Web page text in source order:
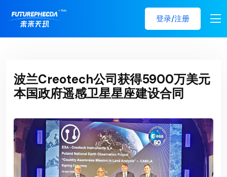
登录/注册
波兰Creotech公司获得5900万美元
本国政府遥感卫星星座建设合同